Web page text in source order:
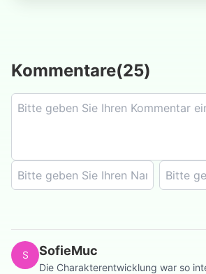
Kommentare(25)
S SofieMuc
Die Charakterentwicklung war so